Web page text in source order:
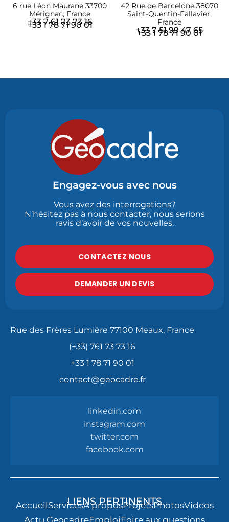
6 rue Léon Maurane 33700
Mérignac, France
+33 7 61 73 73 16
+33 1 78 71 90 01
42 Rue de Barcelone 38070
Saint-Quentin-Fallavier,
France
+33 7 51 99 47 65
+33 1 78 71 90 01
Engagez-vous avec nous
Vous avez des interrogations?
N’hésitez pas à nous contacter, nous serions
ravis d’avoir de vos nouvelles.
CONTACTEZ NOUS
DEMANDER UN DEVIS
Rue des Frères Lumière 77100 Meaux, France
(+33) 761 73 73 16
+33 1 78 71 90 01
contact@geocadre.fr
linkedin.com
instagram.com
twitter.com
facebook.com
LIENS PERTINENTS
AccueilServicesÀ proposProjetsPhotosVideos
Actu GeocadreEmploi Foire aux questions